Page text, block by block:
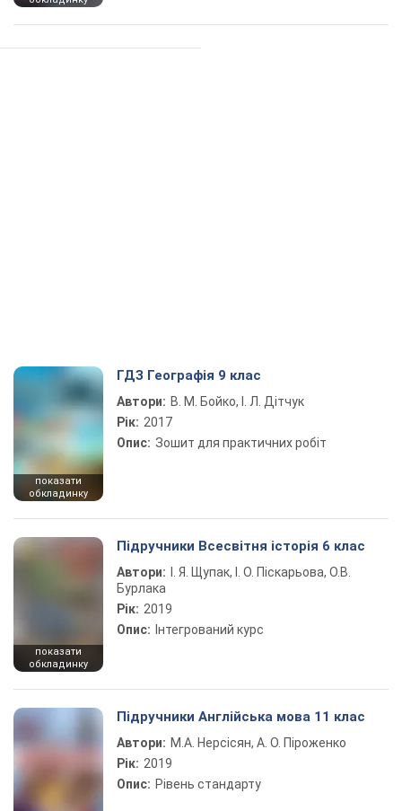
показати
обкладинку
ГДЗ Географія 9 клас
Автори: В. М. Бойко, І. Л. Дітчук
Рік: 2017
Опис: Зошит для практичних робіт
показати
обкладинку
Підручники Всесвітня історія 6 клас
Автори:
І. Я. Щупак, І. О. Піскарьова, О.В.
Бурлака
Рік: 2019
Опис: Інтегрований курс
Підручники Англійська мова 11 клас
Автори: М.А. Нерсісян, А. О. Піроженко
Рік: 2019
Опис: Рівень стандарту